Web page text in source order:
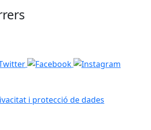
i protecció de dades